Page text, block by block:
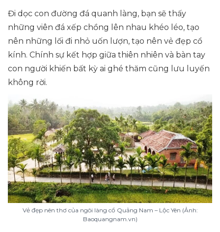
Đi dọc con đường đá quanh làng, bạn sẽ thấy
những viên đá xếp chồng lên nhau khéo léo, tạo
nên những lối đi nhỏ uốn lượn, tạo nên vẻ đẹp cổ
kính. Chính sự kết hợp giữa thiên nhiên và bàn tay
con người khiến bất kỳ ai ghé thăm cũng lưu luyến
không rời.
Vẻ đẹp nên thơ của ngôi làng cổ Quảng Nam – Lộc Yên (Ảnh:
Baoquangnam.vn)